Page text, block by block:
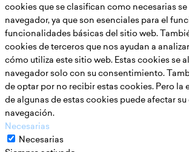
cookies que se clasifican como necesarias
navegador, ya que son esenciales para el
funcionalidades básicas del sitio web.
cookies de terceros que nos ayudan a
cómo utiliza este sitio web. Estas cookies se
navegador solo con su consentimiento.
de optar por no recibir estas cookies. Pero la
de algunas de estas cookies puede afectar
navegación.
Necesarias
Necesarias